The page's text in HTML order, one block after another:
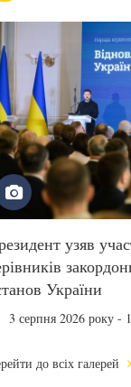
узяв
України
3 серпня 2026 року -
до всіх галерей